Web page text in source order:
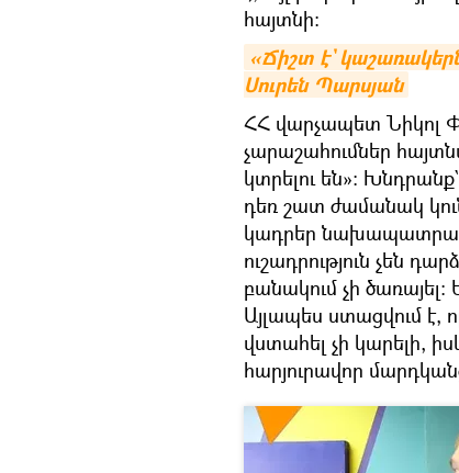
հայտնի։
«Ճիշտ է`
Սուրեն Պարսյան
ՀՀ վարչապետ Նիկոլ
չարաշահումներ
կտրելու են»։
դեռ շատ ժամանակ
կադրեր
ուշադրություն չեն
բանակում չի
Այլապես ստացվում է,
վստահել չի կարելի,
հարյուրավոր